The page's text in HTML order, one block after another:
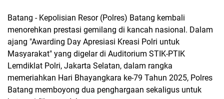
Batang - Kepolisian Resor (Polres) Batang kembali
menorehkan prestasi gemilang di kancah nasional. Dalam
ajang "Awarding Day Apresiasi Kreasi Polri untuk
Masyarakat" yang digelar di Auditorium STIK-PTIK
Lemdiklat Polri, Jakarta Selatan, dalam rangka
memeriahkan Hari Bhayangkara ke-79 Tahun 2025, Polres
Batang memboyong dua penghargaan sekaligus untuk